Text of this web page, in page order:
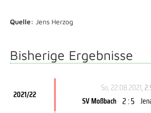
Quelle: Jens Herzog
Bisherige Ergebnisse
2021/22
So, 22.08.2021,
SV Moßbach 2 : 5